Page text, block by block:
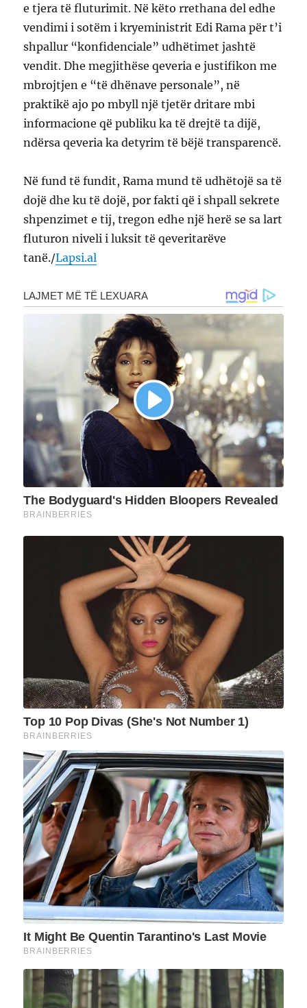
e tjera të fluturimit. Në këto rrethana del edhe
vendimi i sotëm i kryeministrit Edi Rama për t’i
shpallur “konfidenciale” udhëtimet jashtë
vendit. Dhe megjithëse qeveria e justifikon me
mbrojtjen e “të dhënave personale”, në
praktikë ajo po mbyll një tjetër dritare mbi
informacione që publiku ka të drejtë ta dijë,
ndërsa qeveria ka detyrim të bëjë transparencë.
Në fund të fundit, Rama mund të udhëtojë sa të
dojë dhe ku të dojë, por fakti që i shpall sekrete
shpenzimet e tij, tregon edhe një herë se sa lart
fluturon niveli i luksit të qeveritarëve
tanë./Lapsi.al